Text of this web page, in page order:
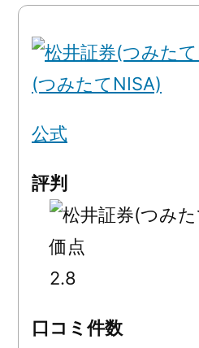
(つみたてNISA)
公式
評判
2.8
口コミ件数